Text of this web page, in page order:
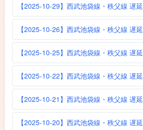
【2025-10-29】西武池袋線・秩父線 遅延
【2025-10-26】西武池袋線・秩父線 遅延
【2025-10-25】西武池袋線・秩父線 遅延
【2025-10-22】西武池袋線・秩父線 遅延
【2025-10-21】西武池袋線・秩父線 遅延
【2025-10-20】西武池袋線・秩父線 遅延